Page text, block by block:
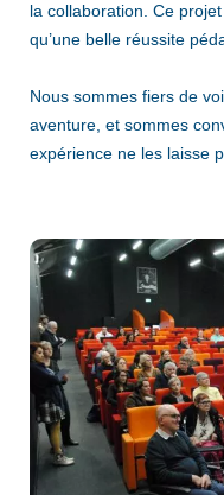
la collaboration. Ce
qu’une belle réussite
Nous sommes fiers de
aventure, et sommes
expérience ne les laisse